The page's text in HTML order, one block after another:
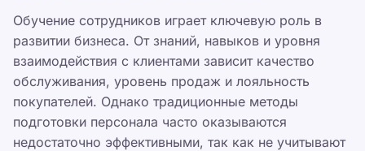
Обучение сотрудников играет ключевую роль в
развитии бизнеса. От знаний, навыков и уровня
взаимодействия с клиентами зависит качество
обслуживания, уровень продаж и лояльность
покупателей. Однако традиционные методы
подготовки персонала часто оказываются
недостаточно эффективными, так как не учитывают